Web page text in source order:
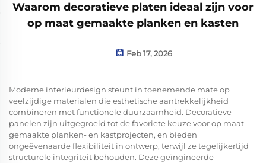
Waarom decoratieve platen ideaal zijn voor
op maat gemaakte planken en kasten
Feb 17, 2026
Moderne interieurdesign steunt in toenemende mate op
veelzijdige materialen die esthetische aantrekkelijkheid
combineren met functionele duurzaamheid. Decoratieve
panelen zijn uitgegroeid tot de favoriete keuze voor op maat
gemaakte planken- en kastprojecten, en bieden
ongeëvenaarde flexibiliteit in ontwerp, terwijl ze tegelijkertijd
structurele integriteit behouden. Deze geïngineerde